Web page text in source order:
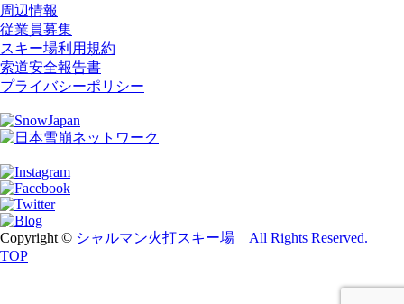
周辺情報
従業員募集
スキー場利用規約
索道安全報告書
プライバシーポリシー
Copyright © シャルマン火打スキー場 All Rights Reserved.
TOP